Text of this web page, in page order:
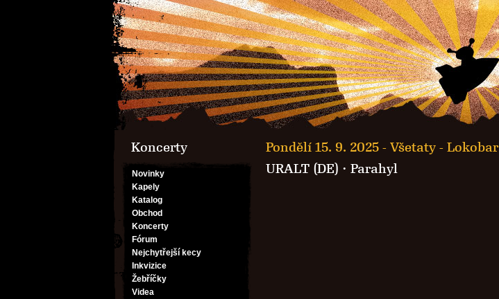
Koncerty
Novinky
Kapely
Katalog
Obchod
Koncerty
Fórum
Nejchytřejší kecy
Inkvizice
Žebříčky
Videa
Pondělí 15. 9. 2025 - Všetaty - Lokobar
URALT (DE) · Parahyl